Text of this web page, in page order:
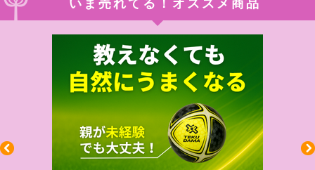
いま売れてる！オススメ商品